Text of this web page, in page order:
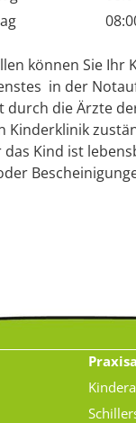
können Sie Ihr
in der
die Ärzte
Kinderklinik
Kind ist